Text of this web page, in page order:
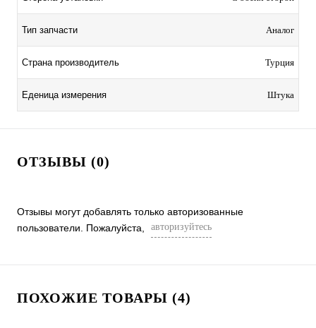
Тип запчасти Аналог
Страна производитель Турция
Еденица измерения Штука
ОТЗЫВЫ (0)
Отзывы могут добавлять только авторизованные
пользователи. Пожалуйста,
авторизуйтесь
ПОХОЖИЕ ТОВАРЫ (4)